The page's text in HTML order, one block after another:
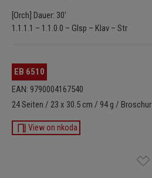
[Orch] Dauer: 30'
1.1.1.1 – 1.1.0.0 – Glsp – Klav – Str
EB 6510
EAN: 9790004167540
24 Seiten / 23 x 30.5 cm / 94 g / Broschur
View on nkoda